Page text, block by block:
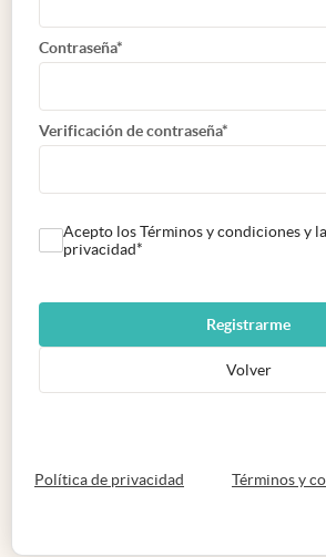
Contraseña*
Verificación de contraseña*
Acepto los Términos y condiciones y
privacidad*
Registrarme
Volver
Política de privacidad abre en nueva
Términos y